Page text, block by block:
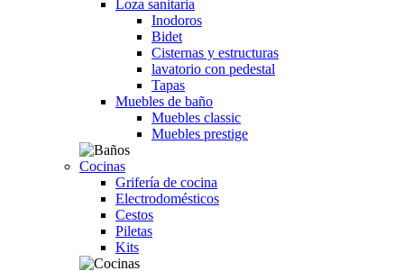
Loza sanitaria
Inodoros
Bidet
Cisternas y estructuras
lavatorio con pedestal
Tapas
Muebles de baño
Muebles classic
Muebles prestige
Cocinas
Grifería de cocina
Electrodomésticos
Cestos
Piletas
Kits